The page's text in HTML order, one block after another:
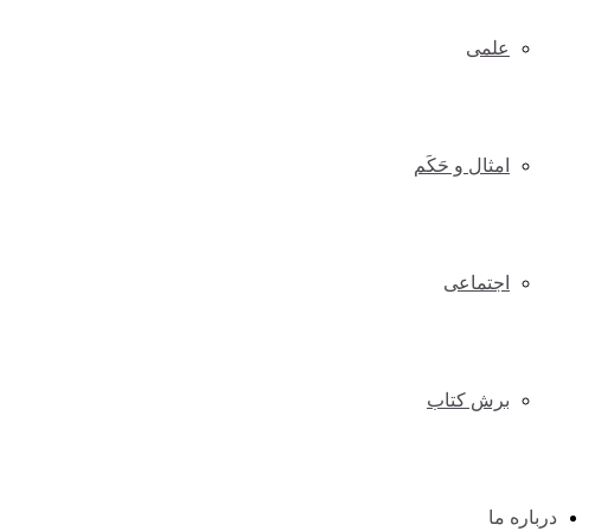
علمی
امثال و حَکَم
اجتماعی
برش کتاب
درباره ما